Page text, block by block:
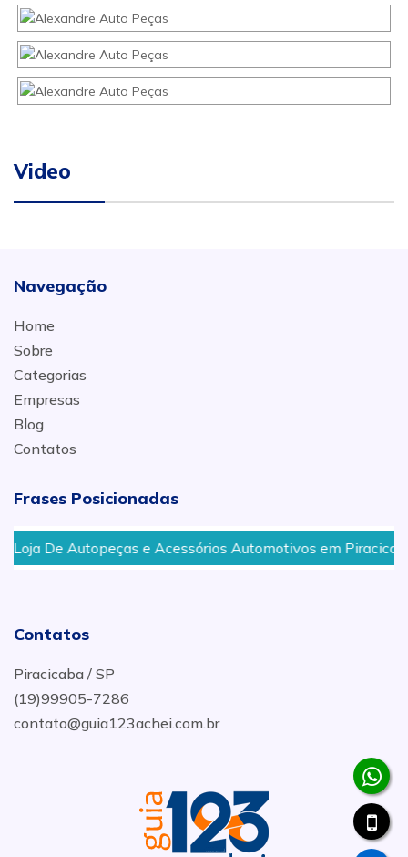
Video
Navegação
Home
Sobre
Categorias
Empresas
Blog
Contatos
Frases Posicionadas
De Autopeças e Acessórios Automotivos em Piracicaba
Contatos
Piracicaba / SP
(19)99905-7286
contato@guia123achei.com.br